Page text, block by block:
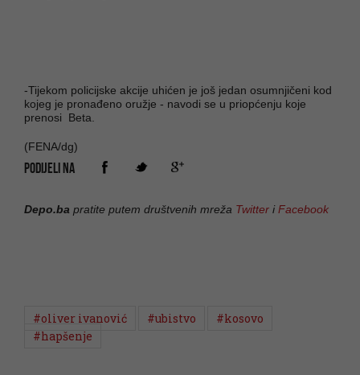
-Tijekom policijske akcije uhićen je još jedan osumnjičeni kod
kojeg je pronađeno oružje - navodi se u priopćenju koje
prenosi Beta.
(FENA/dg)
PODIJELI NA
Depo.ba pratite putem društvenih mreža Twitter iFacebook
#oliver ivanović #ubistvo
#kosovo
#hapšenje